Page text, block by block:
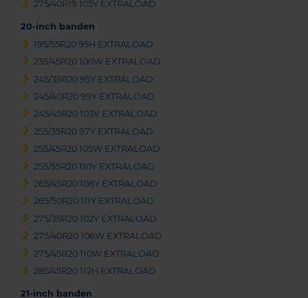
275/40R19 105Y EXTRALOAD
20-inch banden
195/55R20 95H EXTRALOAD
235/45R20 100W EXTRALOAD
245/35R20 95Y EXTRALOAD
245/40R20 99Y EXTRALOAD
245/45R20 103V EXTRALOAD
255/35R20 97Y EXTRALOAD
255/45R20 105W EXTRALOAD
255/55R20 110Y EXTRALOAD
265/45R20 108Y EXTRALOAD
265/50R20 111Y EXTRALOAD
275/35R20 102Y EXTRALOAD
275/40R20 106W EXTRALOAD
275/45R20 110W EXTRALOAD
285/45R20 112H EXTRALOAD
21-inch banden